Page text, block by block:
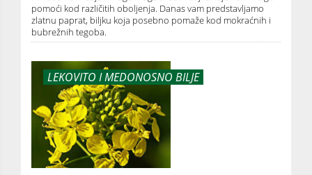
pomoći kod različitih oboljenja. Danas vam predstavljamo
zlatnu paprat, biljku koja posebno pomaže kod mokraćnih i
bubrežnih tegoba.
LEKOVITO I MEDONOSNO BILJE